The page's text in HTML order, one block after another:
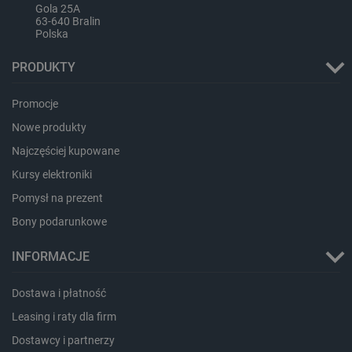
Gola 25A
63-640 Bralin
Polska
PRODUKTY
Promocje
Nowe produkty
Najczęściej kupowane
Kursy elektroniki
Pomysł na prezent
Bony podarunkowe
INFORMACJE
Dostawa i płatność
Leasing i raty dla firm
Dostawcy i partnerzy
_smvs
LaSID